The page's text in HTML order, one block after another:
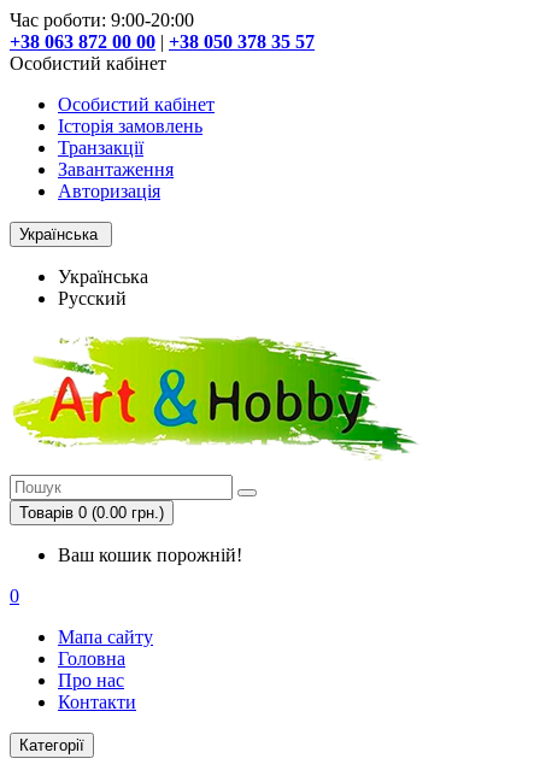
Час роботи: 9:00-20:00
+38 063 872 00 00 | +38 050 378 35 57
Особистий кабінет
Особистий кабінет
Історія замовлень
Транзакції
Завантаження
Авторизація
Українська
Українська
Русский
Товарів 0 (0.00 грн.)
Ваш кошик порожній!
0
Мапа сайту
Головна
Про нас
Контакти
Категорії